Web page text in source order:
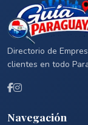
Directorio de
clientes en todo
Navegación